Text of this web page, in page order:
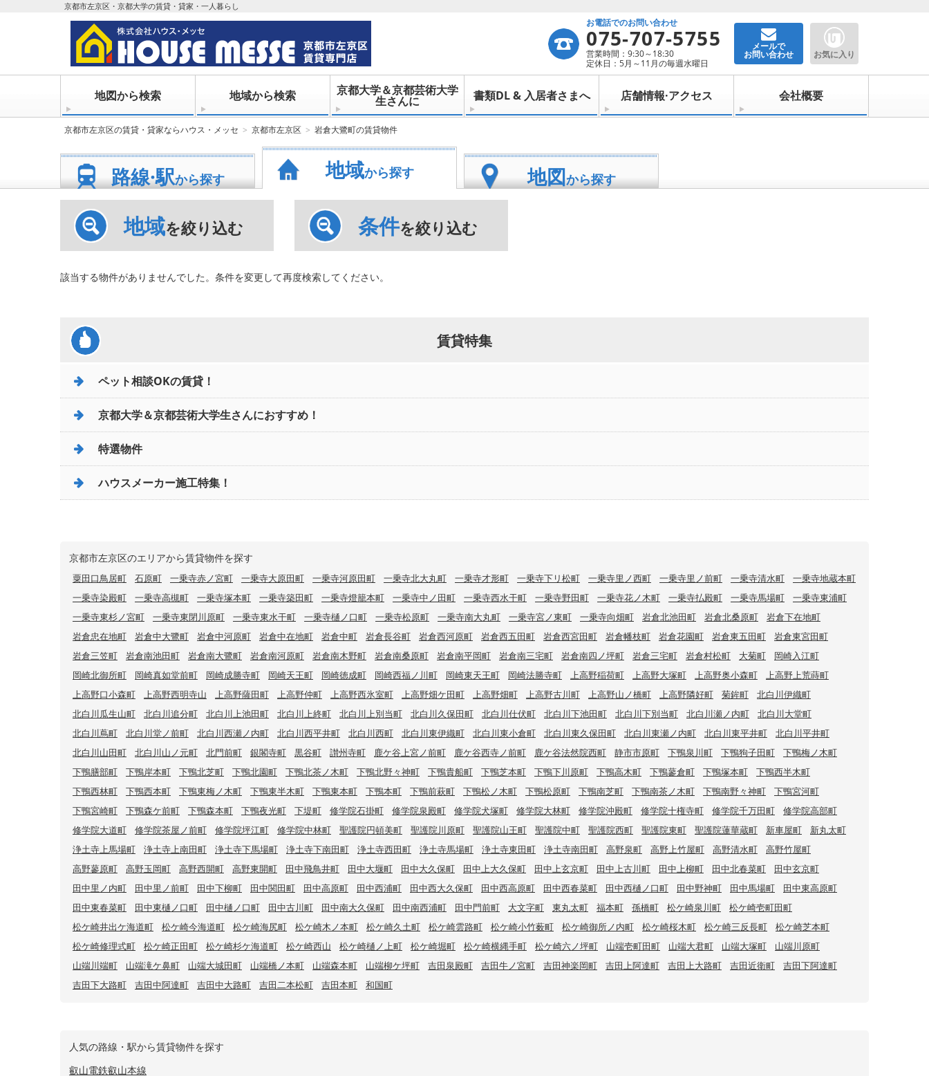
京都市左京区・京都大学の賃貸・貸家・一人暮らし
お電話でのお問い合わせ
075-707-5755
営業時間：9:30～18:30
定休日：5月～11月の毎週水曜日
メールで
お問い合わせ お気に入り
地図から検索 地域から検索 京都大学＆京都芸術大学
生さんに 書類DL & 入居者さまへ 店舗情報·アクセス 会社概要
京都市左京区の賃貸・貸家ならハウス・メッセ 京都市左京区 岩倉大鷺町の賃貸物件
路線·駅から探す 地域から探す 地図から探す
地域を絞り込む 条件を絞り込む
該当する物件がありませんでした。条件を変更して再度検索してください。
賃貸特集
ペット相談OKの賃貸！
京都大学＆京都芸術大学生さんにおすすめ！
特選物件
ハウスメーカー施工特集！
京都市左京区のエリアから賃貸物件を探す
粟田口鳥居町 石原町 一乗寺赤ノ宮町 一乗寺大原田町 一乗寺河原田町 一乗寺北大丸町 一乗寺才形町 一乗寺下リ松町 一乗寺里ノ西町 一乗寺里ノ前町 一乗寺清水町
一乗寺地蔵本町
一乗寺染殿町
一乗寺高槻町 一乗寺塚本町 一乗寺築田町 一乗寺燈籠本町 一乗寺中ノ田町 一乗寺西水干町 一乗寺野田町 一乗寺花ノ木町 一乗寺払殿町 一乗寺馬場町
一乗寺東浦町
一乗寺東杉ノ宮町
一乗寺東閉川原町 一乗寺東水干町 一乗寺樋ノ口町 一乗寺松原町 一乗寺南大丸町 一乗寺宮ノ東町 一乗寺向畑町 岩倉北池田町 岩倉北桑原町
岩倉下在地町
岩倉忠在地町
岩倉中大鷺町 岩倉中河原町 岩倉中在地町 岩倉中町 岩倉長谷町 岩倉西河原町 岩倉西五田町 岩倉西宮田町 岩倉幡枝町 岩倉花園町 岩倉東五田町
岩倉東宮田町
岩倉三笠町
岩倉南池田町 岩倉南大鷺町 岩倉南河原町 岩倉南木野町 岩倉南桑原町 岩倉南平岡町 岩倉南三宅町 岩倉南四ノ坪町 岩倉三宅町 岩倉村松町 大菊町
岡崎入江町
岡崎北御所町
岡崎真如堂前町 岡崎成勝寺町 岡崎天王町 岡崎徳成町 岡崎西福ノ川町 岡崎東天王町 岡崎法勝寺町 上高野稲荷町 上高野大塚町 上高野奥小森町
上高野上荒蒔町
上高野口小森町
上高野西明寺山 上高野薩田町 上高野仲町 上高野西氷室町 上高野畑ケ田町 上高野畑町 上高野古川町 上高野山ノ橋町 上高野隣好町 菊鉾町
北白川伊織町
北白川瓜生山町
北白川追分町 北白川上池田町 北白川上終町 北白川上別当町 北白川久保田町 北白川仕伏町 北白川下池田町 北白川下別当町 北白川瀬ノ内町
北白川大堂町
北白川蔦町
北白川堂ノ前町 北白川西瀬ノ内町 北白川西平井町 北白川西町 北白川東伊織町 北白川東小倉町 北白川東久保田町 北白川東瀬ノ内町 北白川東平井町
北白川平井町
北白川山田町
北白川山ノ元町 北門前町 銀閣寺町 黒谷町 讃州寺町 鹿ケ谷上宮ノ前町 鹿ケ谷西寺ノ前町 鹿ケ谷法然院西町 静市市原町 下鴨泉川町 下鴨狗子田町
下鴨梅ノ木町
下鴨膳部町
下鴨岸本町 下鴨北芝町 下鴨北園町 下鴨北茶ノ木町 下鴨北野々神町 下鴨貴船町 下鴨芝本町 下鴨下川原町 下鴨高木町 下鴨蓼倉町 下鴨塚本町
下鴨西半木町
下鴨西林町
下鴨西本町 下鴨東梅ノ木町 下鴨東半木町 下鴨東本町 下鴨本町 下鴨前萩町 下鴨松ノ木町 下鴨松原町 下鴨南芝町 下鴨南茶ノ木町 下鴨南野々神町
下鴨宮河町
下鴨宮崎町
下鴨森ケ前町 下鴨森本町 下鴨夜光町 下堤町 修学院石掛町 修学院泉殿町 修学院犬塚町 修学院大林町 修学院沖殿町 修学院十権寺町 修学院千万田町
修学院高部町
修学院大道町
修学院茶屋ノ前町 修学院坪江町 修学院中林町 聖護院円頓美町 聖護院川原町 聖護院山王町 聖護院中町 聖護院西町 聖護院東町 聖護院蓮華蔵町 新車屋町
新丸太町
浄土寺上馬場町
浄土寺上南田町 浄土寺下馬場町 浄土寺下南田町 浄土寺西田町 浄土寺馬場町 浄土寺東田町 浄土寺南田町 高野泉町 高野上竹屋町 高野清水町
高野竹屋町
高野蓼原町
高野玉岡町 高野西開町 高野東開町 田中飛鳥井町 田中大堰町 田中大久保町 田中上大久保町 田中上玄京町 田中上古川町 田中上柳町 田中北春菜町
田中玄京町
田中里ノ内町
田中里ノ前町 田中下柳町 田中関田町 田中高原町 田中西浦町 田中西大久保町 田中西高原町 田中西春菜町 田中西樋ノ口町 田中野神町 田中馬場町
田中東高原町
田中東春菜町
田中東樋ノ口町 田中樋ノ口町 田中古川町 田中南大久保町 田中南西浦町 田中門前町 大文字町 東丸太町 福本町 孫橋町 松ケ崎泉川町
松ケ崎壱町田町
松ケ崎井出ケ海道町
松ケ崎今海道町 松ケ崎海尻町 松ケ崎木ノ本町 松ケ崎久土町 松ケ崎雲路町 松ケ崎小竹薮町 松ケ崎御所ノ内町 松ケ崎桜木町 松ケ崎三反長町
松ケ崎芝本町
松ケ崎修理式町
松ケ崎正田町 松ケ崎杉ケ海道町 松ケ崎西山 松ケ崎樋ノ上町 松ケ崎堀町 松ケ崎横縄手町 松ケ崎六ノ坪町 山端壱町田町 山端大君町 山端大塚町
山端川原町
山端川端町
山端滝ケ鼻町 山端大城田町 山端橋ノ本町 山端森本町 山端柳ケ坪町 吉田泉殿町 吉田牛ノ宮町 吉田神楽岡町 吉田上阿達町 吉田上大路町 吉田近衛町
吉田下阿達町
吉田下大路町
吉田中阿達町 吉田中大路町 吉田二本松町 吉田本町 和国町
人気の路線・駅から賃貸物件を探す
叡山電鉄叡山本線